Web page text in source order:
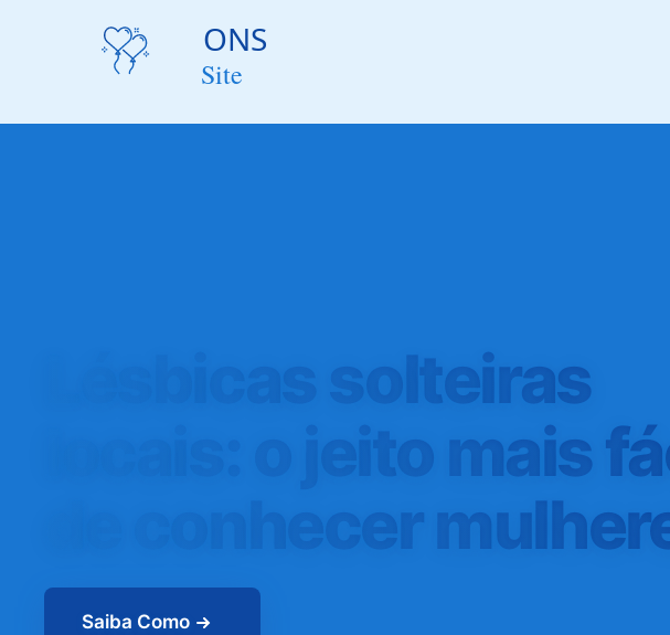
Lésbicas solteiras
locais: o jeito mais
de conhecer
Saiba Como